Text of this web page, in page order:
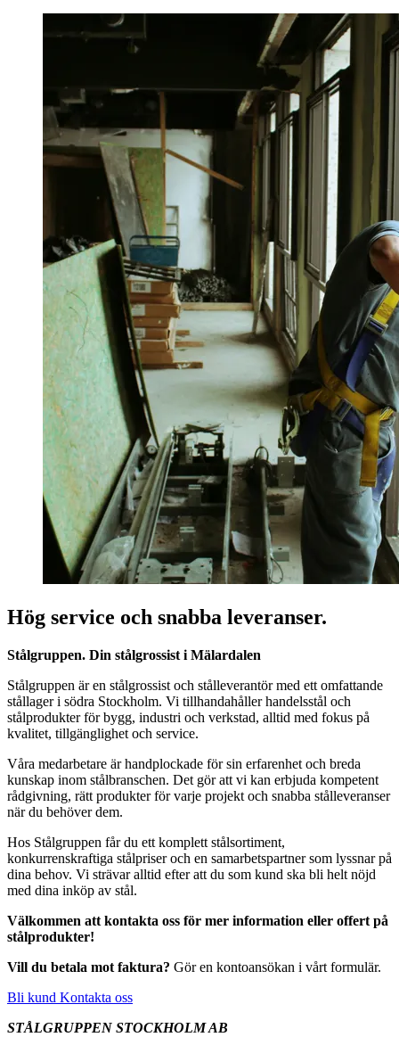
Hög service och snabba leveranser.
Stålgruppen. Din stålgrossist i Mälardalen
Stålgruppen är en stålgrossist och stålleverantör med ett omfattande
stållager i södra Stockholm. Vi tillhandahåller handelsstål och
stålprodukter för bygg, industri och verkstad, alltid med fokus på
kvalitet, tillgänglighet och service.
Våra medarbetare är handplockade för sin erfarenhet och breda
kunskap inom stålbranschen. Det gör att vi kan erbjuda kompetent
rådgivning, rätt produkter för varje projekt och snabba stålleveranser
när du behöver dem.
Hos Stålgruppen får du ett komplett stålsortiment,
konkurrenskraftiga stålpriser och en samarbetspartner som lyssnar på
dina behov. Vi strävar alltid efter att du som kund ska bli helt nöjd
med dina inköp av stål.
Välkommen att kontakta oss för mer information eller offert på
stålprodukter!
Vill du betala mot faktura? Gör en kontoansökan i vårt formulär.
Bli kund Kontakta oss
STÅLGRUPPEN STOCKHOLM AB